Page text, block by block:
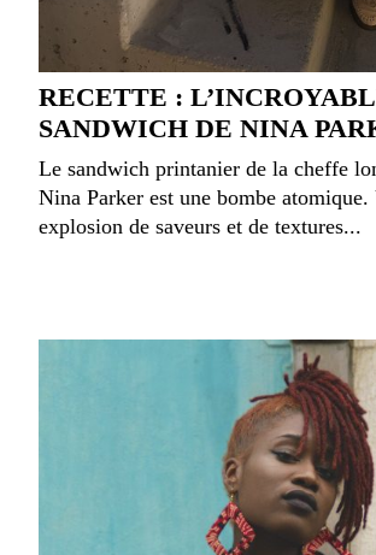
RECETTE :
SANDWICH DE NINA
Le sandwich printanier de la cheffe
Nina Parker est une bombe atomique.
explosion de saveurs et de textures...